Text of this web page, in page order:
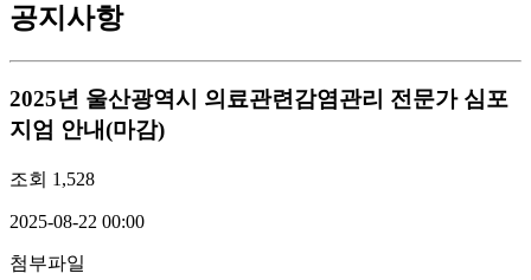
공지사항
2025년 울산광역시 의료관련감염관리 전문가 심포
지엄 안내(마감)
조회 1,528
2025-08-22 00:00
첨부파일